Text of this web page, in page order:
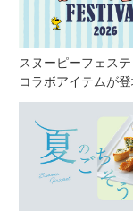
スヌーピーフェス
コラボアイテムが